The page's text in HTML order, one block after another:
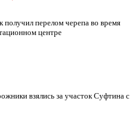
перелом черепа во время
центре
взялись за участок Суфтина с